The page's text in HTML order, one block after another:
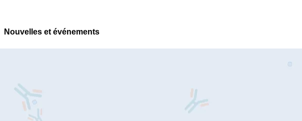
Nouvelles et événements